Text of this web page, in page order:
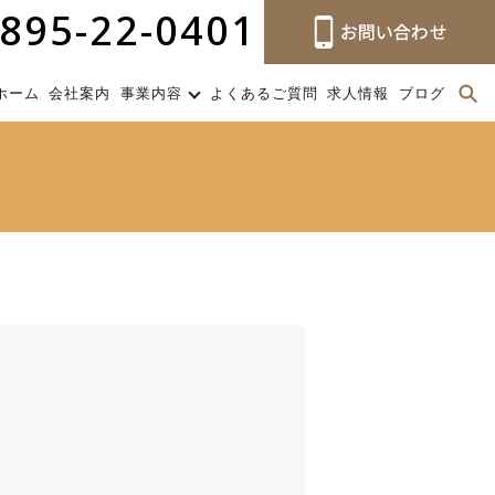
22-0401
ーム 会社案内 事業内容 よくあるご質問 求人情報 ブログ